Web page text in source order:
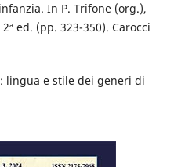
In P. Trifone (org.),
ed. (pp. 323-350). Carocci
lingua e stile dei generi di